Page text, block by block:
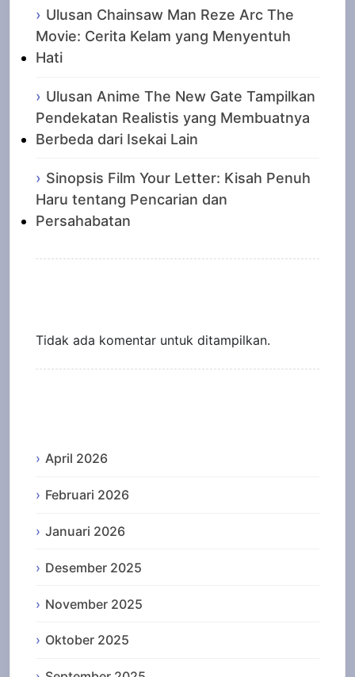
Ulusan Chainsaw Man Reze Arc The
Movie: Cerita Kelam yang Menyentuh
Hati
Ulusan Anime The New Gate Tampilkan
Pendekatan Realistis yang Membuatnya
Berbeda dari Isekai Lain
Sinopsis Film Your Letter: Kisah Penuh
Haru tentang Pencarian dan
Persahabatan
Tidak ada komentar untuk ditampilkan.
April 2026
Februari 2026
Januari 2026
Desember 2025
November 2025
Oktober 2025